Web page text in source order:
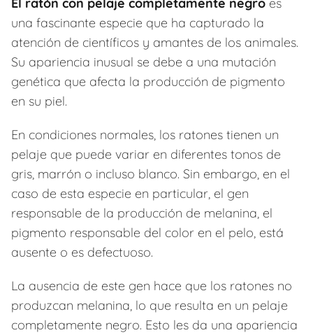
una fascinante especie que ha capturado la
atención de científicos y amantes de los animales.
Su apariencia inusual se debe a una mutación
genética que afecta la producción de pigmento
en su piel.
En condiciones normales, los ratones tienen un
pelaje que puede variar en diferentes tonos de
gris, marrón o incluso blanco. Sin embargo, en el
caso de esta especie en particular, el gen
responsable de la producción de melanina, el
pigmento responsable del color en el pelo, está
ausente o es defectuoso.
La ausencia de este gen hace que los ratones no
produzcan melanina, lo que resulta en un pelaje
completamente negro. Esto les da una apariencia